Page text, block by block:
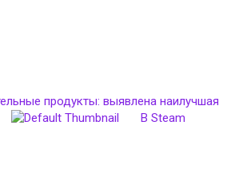
продукты: выявлена наилучшая
В Steam